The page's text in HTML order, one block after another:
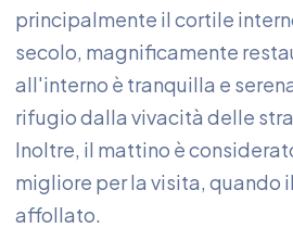
principalmente il cortile
secolo, magnificamente
all'interno è tranquilla e
rifugio dalla vivacità delle
Inoltre, il mattino è
migliore per la visita, quando
affollato.